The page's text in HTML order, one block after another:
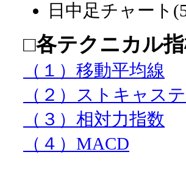
日中足チャート
□各テクニカル
（１）移動平均線
（２）ストキャス
（３）相対力指数
（４）MACD